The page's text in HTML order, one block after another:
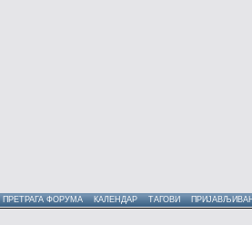
ПРЕТРАГА ФОРУМА КАЛЕНДАР ТАГОВИ